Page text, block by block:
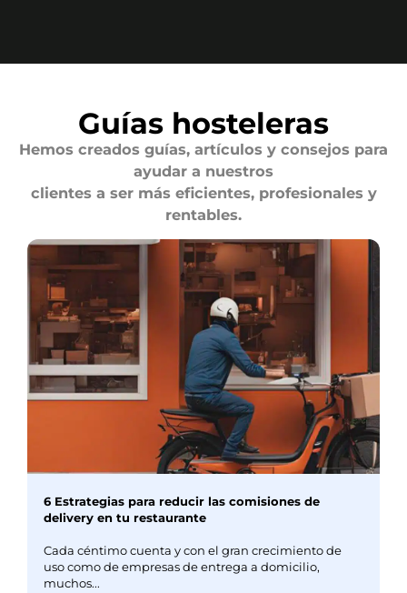
Guías hosteleras
Hemos creados guías, artículos y consejos para
ayudar a nuestros
clientes a ser más eficientes, profesionales y
rentables.
6 Estrategias para reducir las comisiones de
delivery en tu restaurante
Cada céntimo cuenta y con el gran crecimiento de
uso como de empresas de entrega a domicilio,
muchos...